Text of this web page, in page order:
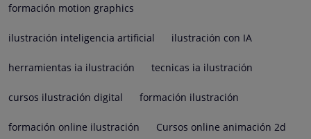
formación motion graphics
ilustración inteligencia artificial ilustración con IA
herramientas ia ilustración tecnicas ia ilustración
cursos ilustración digital formación ilustración
formación online ilustración Cursos online animación 2d